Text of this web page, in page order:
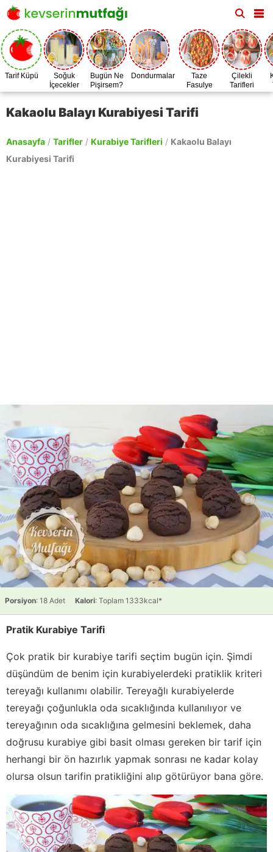
Tarif Küpü
Soğuk
İçecekler
Bugün Ne
Pişirsem?
Dondurmalar
Taze
Fasulye
Zamanı
Çilekli
Tarifleri
Kakaolu Balayı Kurabiyesi Tarifi
Anasayfa / Tarifler / Kurabiye Tarifleri / Kakaolu Balayı
Kurabiyesi Tarifi
Porsiyon: 18 Adet Kalori: Toplam 1333kcal*
Pratik Kurabiye Tarifi
Çok pratik bir kurabiye tarifi seçtim bugün için. Şimdi
düşündüm de benim için kurabiyelerdeki pratiklik kriteri
tereyağı kullanımı olabilir. Tereyağlı kurabiyelerde
tereyağı çoğunlukla oda sıcaklığında kullanılıyor ve
tereyağının oda sıcaklığına gelmesini beklemek, daha
doğrusu kurabiye gibi basit olması gereken bir tarif için
herhangi bir ön hazırlık yapmak sonrası ne kadar kolay
olursa olsun tarifin pratikliğini alıp götürüyor bana göre.